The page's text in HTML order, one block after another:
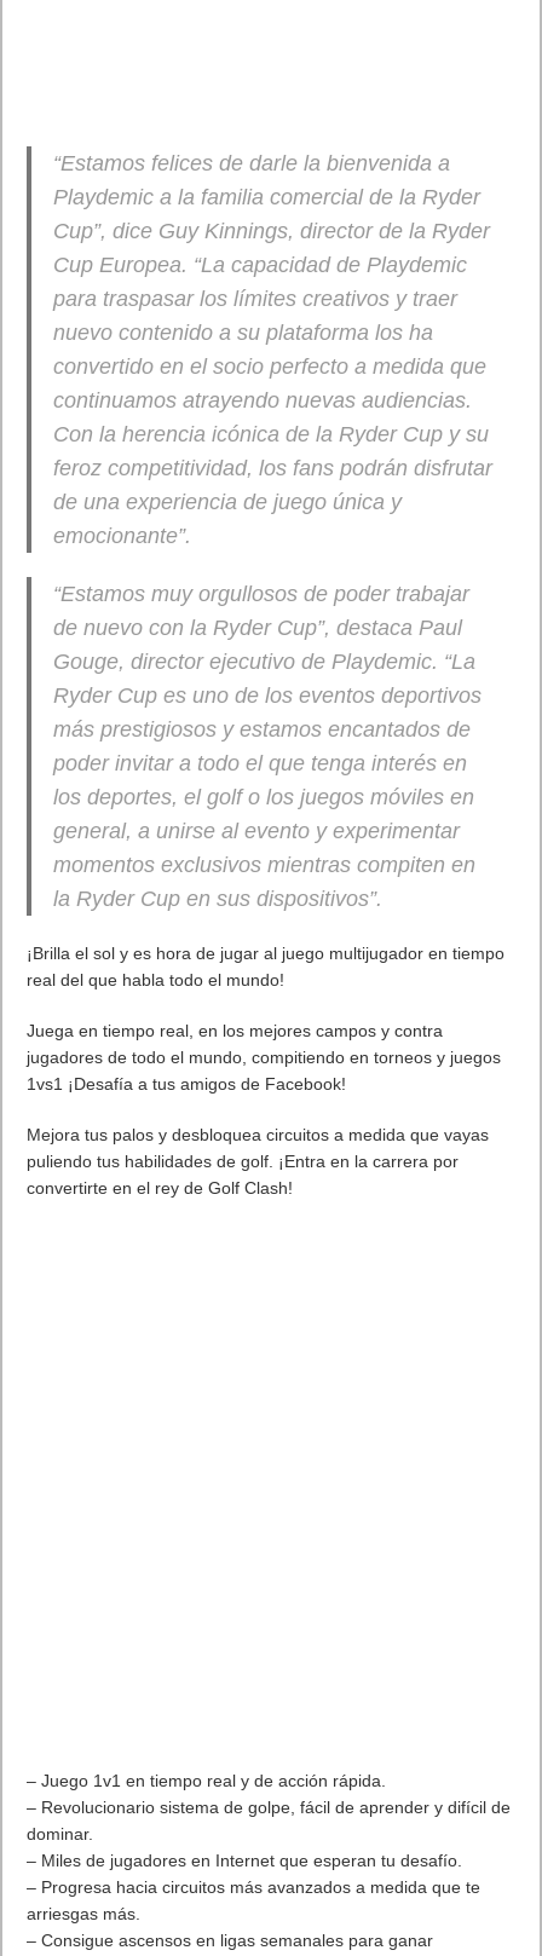
“Estamos felices de darle la bienvenida a
Playdemic a la familia comercial de la Ryder
Cup”,dice Guy Kinnings, director de la Ryder
Cup Europea. “La capacidad de Playdemic
para traspasar los límites creativos y traer
nuevo contenido a su plataforma los ha
convertido en el socio perfecto a medida que
continuamos atrayendo nuevas audiencias.
Con la herencia icónica de la Ryder Cup y su
feroz competitividad, los fans podrán disfrutar
de una experiencia de juego única y
emocionante”.
“Estamos muy orgullosos de poder trabajar
de nuevo con la Ryder Cup”,destaca Paul
Gouge, director ejecutivo de Playdemic. “La
Ryder Cup es uno de los eventos deportivos
más prestigiosos y estamos encantados de
poder invitar a todo el que tenga interés en
los deportes, el golf o los juegos móviles en
general, a unirse al evento y experimentar
momentos exclusivos mientras compiten en
la Ryder Cup en sus dispositivos”.
¡Brilla el sol y es hora de jugar al juego multijugador en tiempo
real del que habla todo el mundo!
Juega en tiempo real, en los mejores campos y contra
jugadores de todo el mundo, compitiendo en torneos y juegos
1vs1 ¡Desafía a tus amigos de Facebook!
Mejora tus palos y desbloquea circuitos a medida que vayas
puliendo tus habilidades de golf. ¡Entra en la carrera por
convertirte en el rey de Golf Clash!
– Juego 1v1 en tiempo real y de acción rápida.
– Revolucionario sistema de golpe, fácil de aprender y difícil de
dominar.
– Miles de jugadores en Internet que esperan tu desafío.
– Progresa hacia circuitos más avanzados a medida que te
arriesgas más.
– Consigue ascensos en ligas semanales para ganar